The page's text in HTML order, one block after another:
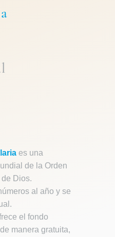
es una
de la Orden
Dios.
al año y se
el fondo
manera gratuita,